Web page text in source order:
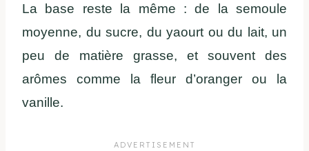
La base reste la même : de la semoule
moyenne, du sucre, du yaourt ou du lait, un
peu de matière grasse, et souvent des
arômes comme la fleur d’oranger ou la
vanille.